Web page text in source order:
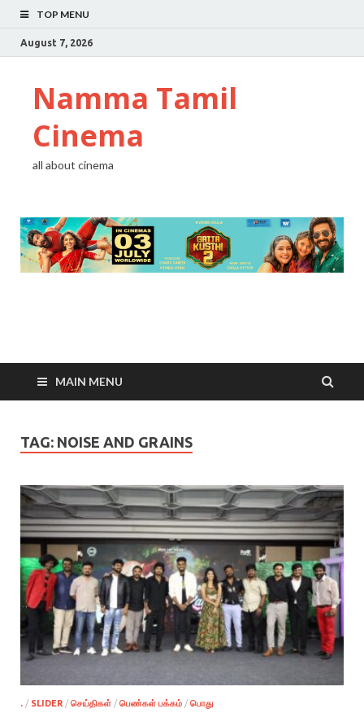
TOP MENU
August 7, 2026
Namma Tamil
Cinema
all about cinema
MAIN MENU
TAG: NOISE AND GRAINS
. / SLIDER / செய்திகள் / பெண்கள் பக்கம் / பொது